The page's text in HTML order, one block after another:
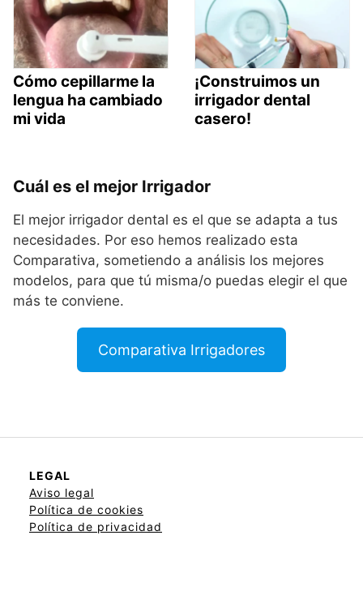
Cómo cepillarme la
lengua ha cambiado
mi vida
¡Construimos un
irrigador dental
casero!
Cuál es el mejor Irrigador
El mejor irrigador dental es el que se adapta a tus
necesidades. Por eso hemos realizado esta
Comparativa, sometiendo a análisis los mejores
modelos, para que tú misma/o puedas elegir el que
más te conviene.
Comparativa Irrigadores
LEGAL
Aviso legal
Política de cookies
Política de privacidad